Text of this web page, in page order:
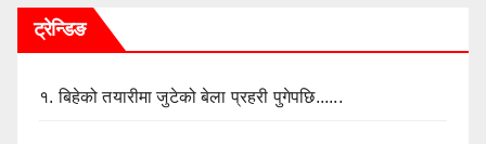
ट्रेन्डिङ
१.बिहेको तयारीमा जुटेको बेला प्रहरी पुगेपछि......